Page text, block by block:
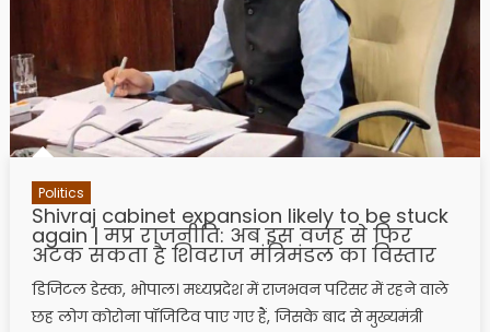
Politics
Shivraj cabinet expansion likely to be stuck
again | मप्र राजनीति: अब इस वजह से फिर
अटक सकता है शिवराज मंत्रिमंडल का विस्तार
डिजिटल डेस्क, भोपाल। मध्यप्रदेश में राजभवन परिसर में रहने वाले
छह लोग कोरोना पॉजिटिव पाए गए हैं, जिसके बाद से मुख्यमंत्री